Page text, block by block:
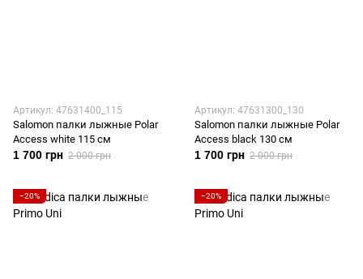
Артикул: 47631400_115
Salomon палки лыжные Polar
Access white 115 см
1 700 грн 2 000 грн
Артикул: 47631300_130
Salomon палки лыжные Polar
Access black 130 см
1 700 грн 2 000 грн
−20% −20%